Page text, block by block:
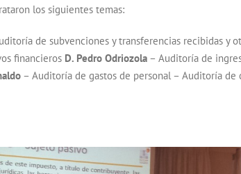
los siguientes temas:
de subvenciones y transferencias recibidas y
financieros D. Pedro Odriozola– Auditoría de
– Auditoría de gastos de personal – Auditoría de